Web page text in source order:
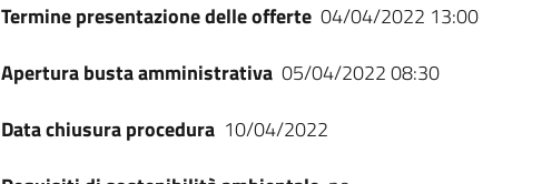
Termine presentazione delle offerte 04/04/2022 13:00
Apertura busta amministrativa 05/04/2022 08:30
Data chiusura procedura 10/04/2022